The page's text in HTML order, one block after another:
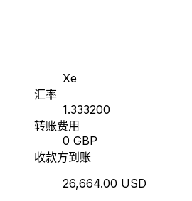
Xe
汇率
1.333200
转账费用
0 GBP
收款方到账
26,664.00 USD